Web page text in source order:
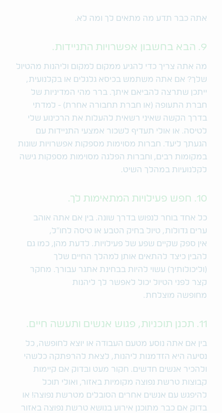
אתה כבר תדע מה מתאים לך ומה לא.
9. הבא בחשבון אפשרויות התניידות.
מה אתה צריך כדי להגיע ממקום למקום וליהנות מהטיול
שלך? אם אתה משתמש בכיסא גלגלים או בקלנועית,
ייתכן שתרצה להביאם איתך. ברר מהי המדיניות של
חברת התעופה (או חברת תחבורה אחרת) - למדתי
בדרך הקשה שאיני רשאית להעלות את הרכינוע שלי
לטיסה. או אולי תעדיף לשכור אמצעי התניידות עם
הגעתך ליעד. חברות מסוימות מספקות אפשרויות שונות
במקומות רבים, וחברות הפלגה מסוימות מספקות גישה
לקלנועיות במהלך השיט.
10. חפש פעילויות המתאימות לך.
כל אחד בוחר לנפוש בדרך שונה. בין אם אתה אוהב
ערים גדולות, טיול בחיק הטבע או טיסה לחו"ל,
אין ספק שקיים שפע של פעילויות. לדעת מהן, כמו גם
להבין כיצד להתאים אותן למהלך החיים שלך
(וליכולותיך) עשוי להיות בבחינת אתגר עבורך. מחקר
קצר לפני הטיול יכול לאפשר לך ליהנות
מחופשה מוצלחת.
11. תכנן תוכניות, פגוש אנשים ותעשה חיים.
בין אם אתה נוסע מטעם העבודה או יוצא לחופשה, כל
נסיעה היא הזדמנות ליהנות, לצאת להרפתקה כלשהי
ולהכיר אנשים חדשים. חקור מעט ובדוק אם קיימות
קבוצות טרשת נפוצה מקומיות באזור, ואולי תוכל
להיפגש עם אנשים אחרים הסובלים מטרשת נפוצה! או
בדוק אם כבר מתוכנן אירוע בנושא טרשת נפוצה באזור